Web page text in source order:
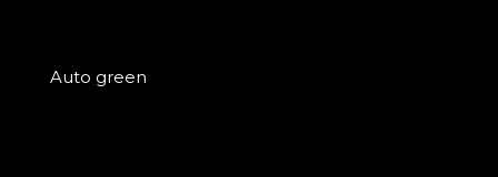
Auto green